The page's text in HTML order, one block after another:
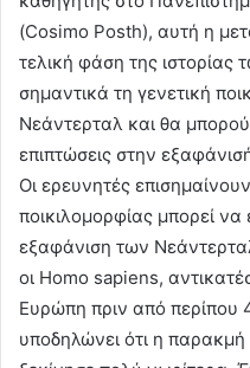
(Cosimo Posth), αυτή η
τελική φάση της ιστορίας
σημαντικά τη γενετική
Νεάντερταλ και θα
επιπτώσεις στην
Οι ερευνητές
ποικιλομορφίας μπορεί να
εξαφάνιση των
οι Homo sapiens,
Ευρώπη πριν από περίπου
υποδηλώνει ότι η